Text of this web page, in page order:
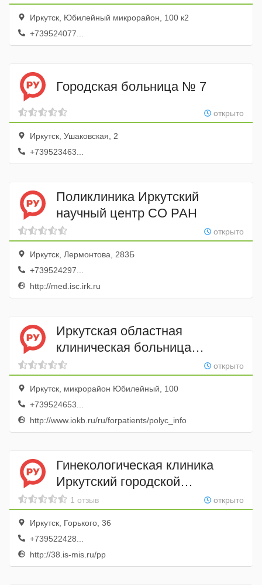
Иркутск, Юбилейный микрорайон, 100 к2
+739524077...
Городская больница № 7
открыто
Иркутск, Ушаковская, 2
+739523463...
Поликлиника Иркутский
научный центр СО РАН
открыто
Иркутск, Лермонтова, 283Б
+739524297...
http://med.isc.irk.ru
Иркутская областная
клиническая больница
Областная консультативная
поликлиника
открыто
Иркутск, микрорайон Юбилейный, 100
+739524653...
http://www.iokb.ru/ru/forpatients/polyc_info
Гинекологическая клиника
Иркутский городской
перинатальный центр
открыто
1 отзыв
Иркутск, Горького, 36
+739522428...
http://38.is-mis.ru/pp